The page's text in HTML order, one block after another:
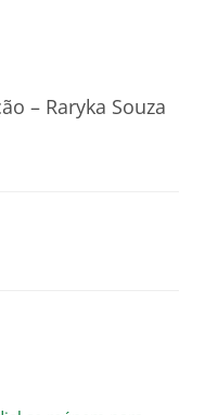
– Raryka Souza